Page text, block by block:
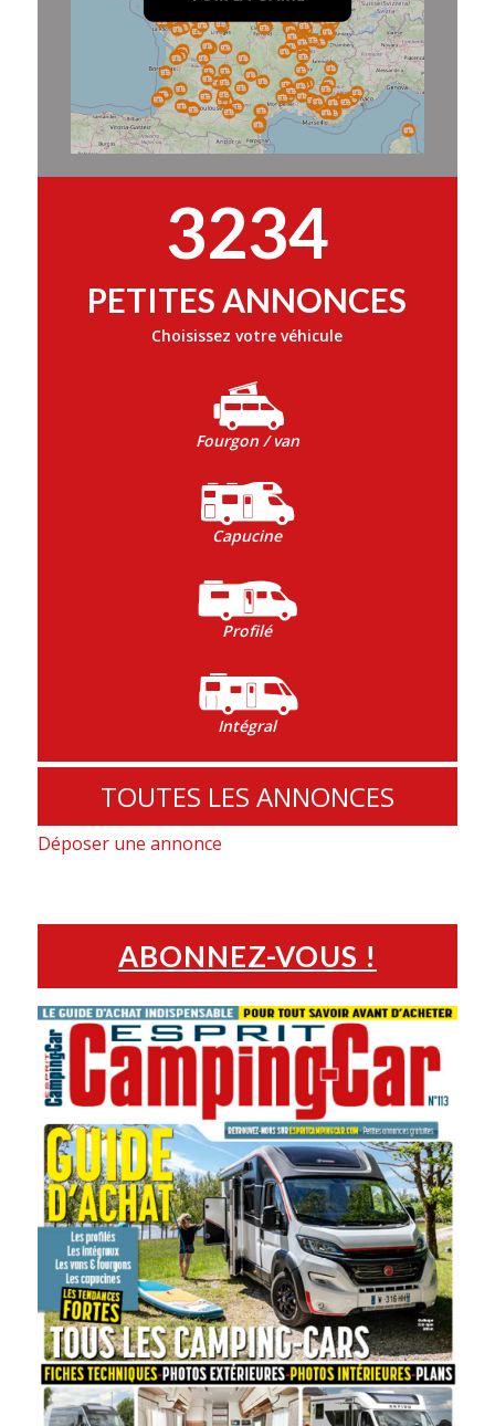
3234
PETITES ANNONCES
Choisissez votre véhicule
Fourgon / van
Capucine
Profilé
Intégral
TOUTES LES ANNONCES
Déposer une annonce
ABONNEZ-VOUS !